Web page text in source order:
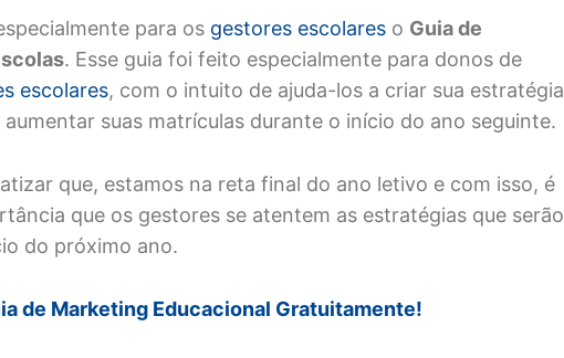
para os gestores escolares o Guia de
. Esse guia foi feito especialmente para donos de
escolares, com o intuito de ajuda-los a criar sua estratégia
suas matrículas durante o início do ano seguinte.
que, estamos na reta final do ano letivo e com isso, é
que os gestores se atentem as estratégias que serão
do próximo ano.
de Marketing Educacional Gratuitamente!